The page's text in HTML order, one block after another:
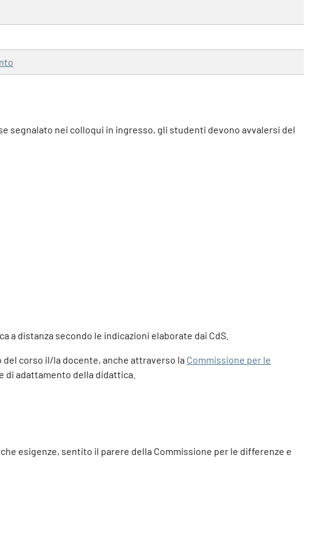
segnalato nei colloqui in ingresso, gli studenti devono avvalersi del
distanza secondo le indicazioni elaborate dai CdS.
corso il/la docente, anche attraverso la Commissione per le
di adattamento della didattica.
esigenze, sentito il parere della Commissione per le differenze e